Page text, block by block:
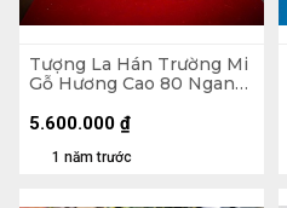
Tượng La Hán Trường Mi
Gỗ Hương Cao 80 Ngang
1 năm trước
5.600.000 ₫